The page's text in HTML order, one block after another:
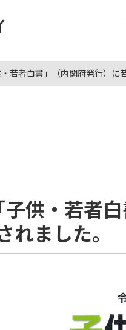
若者白書」（内閣府発行）に
供・若者
れました。